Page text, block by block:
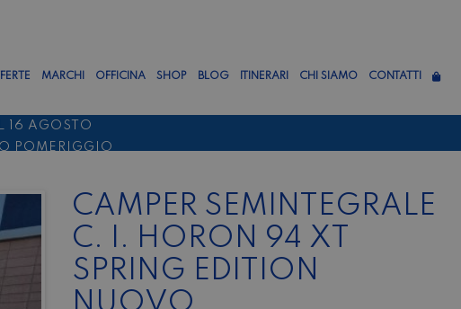
MARCHI OFFICINA SHOP BLOG ITINERARI CHI SIAMO CONTATTI
16 AGOSTO
POMERIGGIO
CAMPER SEMINTEGRALE
C. I. HORON 94 XT
SPRING EDITION